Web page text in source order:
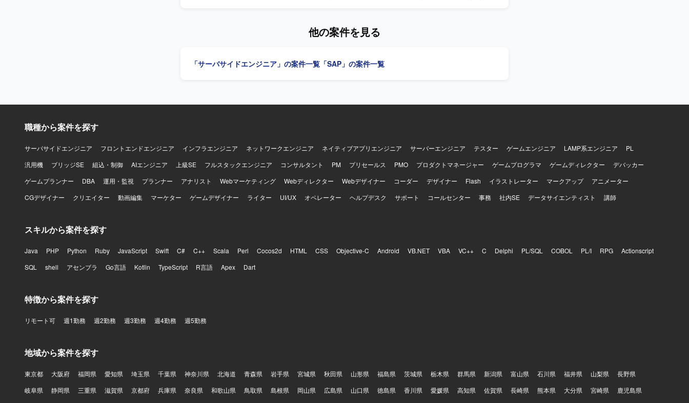
SAP導入プロジェクトにおいて、SD/MMおよびマスタ領域の上流工程をリードする経験を積む
他の案件を見る
「サーバサイドエンジニア」の案件一覧 「SAP」の案件一覧
職種から案件を探す
サーバサイドエンジニア フロントエンドエンジニア インフラエンジニア ネットワークエンジニア ネイティブアプリエンジニア サーバーエンジニア テスター ゲームエンジニア LAMP系エンジニア
PL
汎用機
ブリッジSE 組込・制御 AIエンジニア 上級SE フルスタックエンジニア コンサルタント PM プリセールス PMO プロダクトマネージャー ゲームプログラマ ゲームディレクター
デバッカー
ゲームプランナー
DBA 運用・監視 プランナー アナリスト Webマーケティング Webディレクター Webデザイナー コーダー デザイナー Flash イラストレーター マークアップ
アニメーター
CGデザイナー
クリエイター 動画編集 マーケター ゲームデザイナー ライター UI/UX オペレーター ヘルプデスク サポート コールセンター 事務 社内SE データサイエンティスト 講師
スキルから案件を探す
Java PHP Python Ruby JavaScript Swift C# C++ Scala Perl Cocos2d HTML CSS Objective-C Android VB.NET VBA VC++ C Delphi PL/SQL COBOL PL/I RPG
Actionscript
SQL
shell アセンブラ Go言語 Kotlin TypeScript R言語 Apex Dart
特徴から案件を探す
リモート可 週1勤務 週2勤務 週3勤務 週4勤務 週5勤務
地域から案件を探す
東京都 大阪府 福岡県 愛知県 埼玉県 千葉県 神奈川県 北海道 青森県 岩手県 宮城県 秋田県 山形県 福島県 茨城県 栃木県 群馬県 新潟県 富山県 石川県 福井県 山梨県
長野県
岐阜県
静岡県 三重県 滋賀県 京都府 兵庫県 奈良県 和歌山県 鳥取県 島根県 岡山県 広島県 山口県 徳島県 香川県 愛媛県 高知県 佐賀県 長崎県 熊本県 大分県 宮崎県
鹿児島県